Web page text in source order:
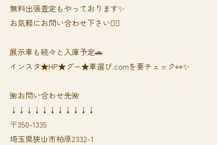
無料出張査定もやっております✨
お気軽にお問い合わせ下さい🙆‍♀️
展示車も続々と入庫予定🚗
インスタ★HP★グー★車選び.comを要チェック👀✨
🌺お問い合わせ先🌺
↓↓↓↓↓↓↓↓↓↓↓
〒350-1335
埼玉県狭山市柏原2332-1